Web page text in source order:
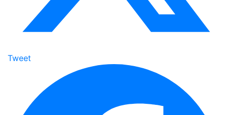
Tweet